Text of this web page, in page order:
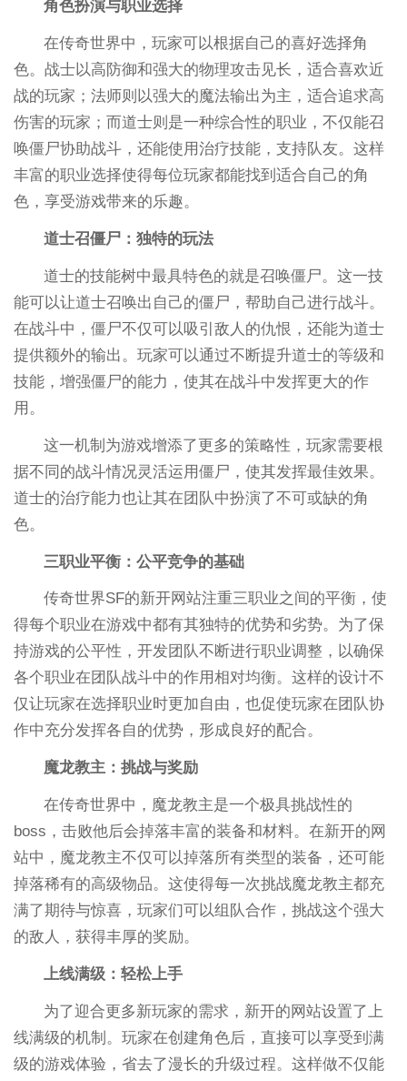
角色扮演与职业选择
在传奇世界中，玩家可以根据自己的喜好选择角
色。战士以高防御和强大的物理攻击见长，适合喜欢近
战的玩家；法师则以强大的魔法输出为主，适合追求高
伤害的玩家；而道士则是一种综合性的职业，不仅能召
唤僵尸协助战斗，还能使用治疗技能，支持队友。这样
丰富的职业选择使得每位玩家都能找到适合自己的角
色，享受游戏带来的乐趣。
道士召僵尸：独特的玩法
道士的技能树中最具特色的就是召唤僵尸。这一技
能可以让道士召唤出自己的僵尸，帮助自己进行战斗。
在战斗中，僵尸不仅可以吸引敌人的仇恨，还能为道士
提供额外的输出。玩家可以通过不断提升道士的等级和
技能，增强僵尸的能力，使其在战斗中发挥更大的作
用。
这一机制为游戏增添了更多的策略性，玩家需要根
据不同的战斗情况灵活运用僵尸，使其发挥最佳效果。
道士的治疗能力也让其在团队中扮演了不可或缺的角
色。
三职业平衡：公平竞争的基础
传奇世界SF的新开网站注重三职业之间的平衡，使
得每个职业在游戏中都有其独特的优势和劣势。为了保
持游戏的公平性，开发团队不断进行职业调整，以确保
各个职业在团队战斗中的作用相对均衡。这样的设计不
仅让玩家在选择职业时更加自由，也促使玩家在团队协
作中充分发挥各自的优势，形成良好的配合。
魔龙教主：挑战与奖励
在传奇世界中，魔龙教主是一个极具挑战性的
boss，击败他后会掉落丰富的装备和材料。在新开的网
站中，魔龙教主不仅可以掉落所有类型的装备，还可能
掉落稀有的高级物品。这使得每一次挑战魔龙教主都充
满了期待与惊喜，玩家们可以组队合作，挑战这个强大
的敌人，获得丰厚的奖励。
上线满级：轻松上手
为了迎合更多新玩家的需求，新开的网站设置了上
线满级的机制。玩家在创建角色后，直接可以享受到满
级的游戏体验，省去了漫长的升级过程。这样做不仅能